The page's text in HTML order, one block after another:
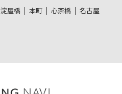
淀屋橋 本町 心斎橋 名古屋